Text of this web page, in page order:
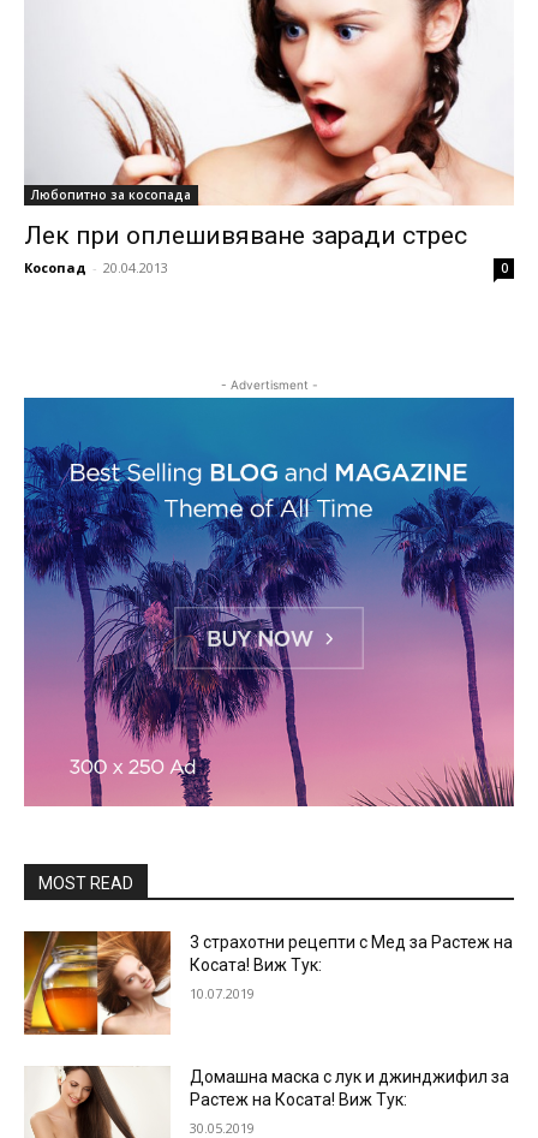
Любопитно за косопада
Лек при оплешивяване заради стрес
Косопад - 20.04.2013 0
- Advertisment -
MOST READ
3 страхотни рецепти с Мед за Растеж на
Косата! Виж Тук:
10.07.2019
Домашна маска с лук и джинджифил за
Растеж на Косата! Виж Тук:
30.05.2019